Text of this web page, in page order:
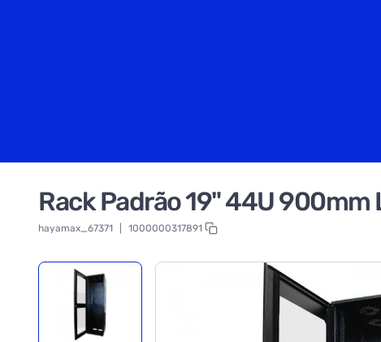
Rack Padrão 19" 44U 900mm
hayamax_67371 1000000317891